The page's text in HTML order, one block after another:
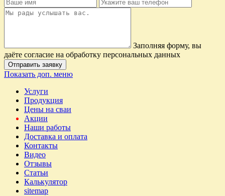
Заполняя форму, вы
даёте согласие на обработку персональных данных
Отправить заявку
Показать доп. меню
Услуги
Продукция
Цены на сваи
Акции
Наши работы
Доставка и оплата
Контакты
Видео
Отзывы
Статьи
Калькулятор
sitemap